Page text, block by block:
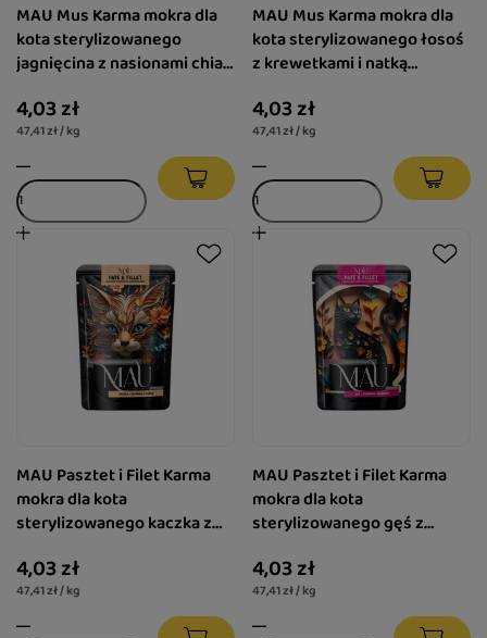
MAU Mus Karma mokra dla
kota sterylizowanego
jagnięcina z nasionami chia i
4,03 zł
47,41 zł / kg
MAU Mus Karma mokra dla
kota sterylizowanego łosoś
z krewetkami i natką
4,03 zł
47,41 zł / kg
MAU Pasztet i Filet Karma
mokra dla kota
sterylizowanego kaczka z
4,03 zł
47,41 zł / kg
MAU Pasztet i Filet Karma
mokra dla kota
sterylizowanego gęś z
4,03 zł
47,41 zł / kg